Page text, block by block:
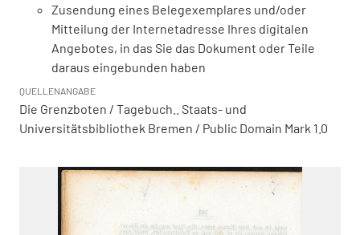
Zusendung eines Belegexemplares und/oder
Mitteilung der Internetadresse Ihres digitalen
Angebotes, in das Sie das Dokument oder Teile
daraus eingebunden haben
QUELLENANGABE
Die Grenzboten / Tagebuch.. Staats- und
Universitätsbibliothek Bremen / Public Domain Mark 1.0